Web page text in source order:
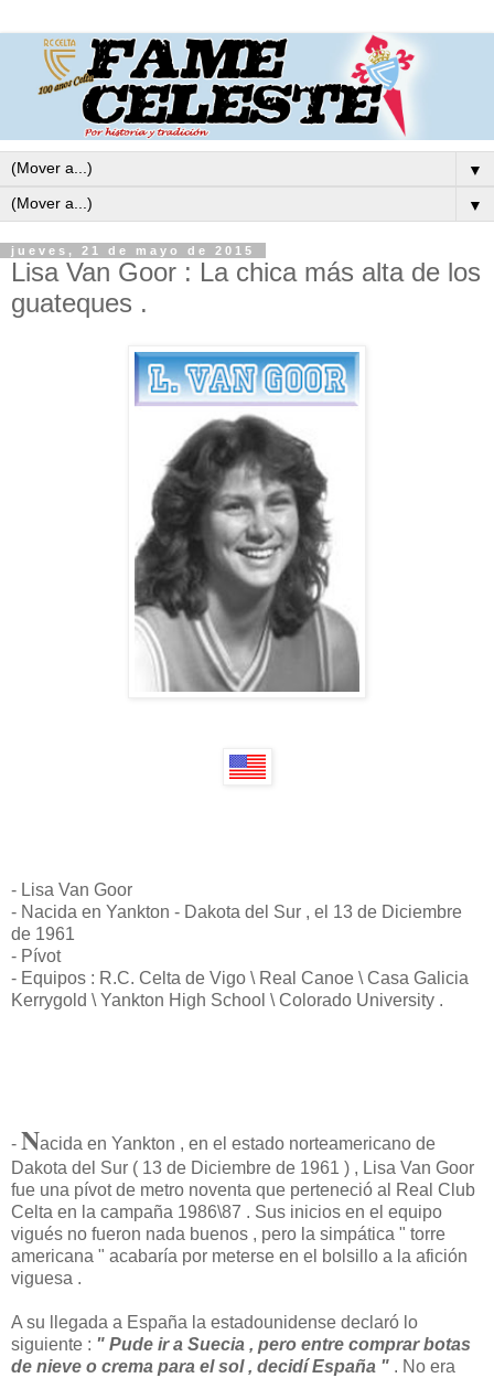
▼
▼
jueves, 21 de mayo de 2015
Lisa Van Goor : La chica más alta de los
guateques .
- Lisa Van Goor
- Nacida en Yankton - Dakota del Sur , el 13 de Diciembre
de 1961
- Pívot
- Equipos : R.C. Celta de Vigo \ Real Canoe \ Casa Galicia
Kerrygold \ Yankton High School \ Colorado University .
- Nacida en Yankton , en el estado norteamericano de
Dakota del Sur ( 13 de Diciembre de 1961 ) , Lisa Van Goor
fue una pívot de metro noventa que perteneció al Real Club
Celta en la campaña 1986\87 . Sus inicios en el equipo
vigués no fueron nada buenos , pero la simpática " torre
americana " acabaría por meterse en el bolsillo a la afición
viguesa .
A su llegada a España la estadounidense declaró lo
siguiente : " Pude ir a Suecia , pero entre comprar botas
de nieve o crema para el sol , decidí España " . No era